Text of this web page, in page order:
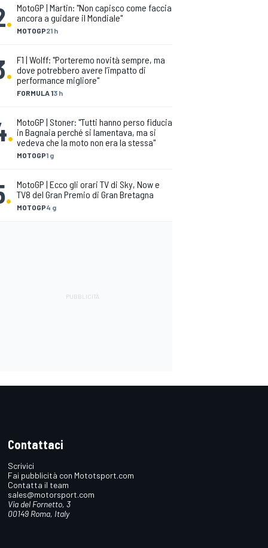
. MOTOGP21 h
MotoGP | Martin: "Non capisco come faccia
ancora a guidare il Mondiale"
.
FORMULA 13 h
F1 | Wolff: "Porteremo novità sempre, ma
dove potrebbero avere l’impatto di
performance migliore"
.
MOTOGP1 g
MotoGP | Stoner: "Tutti hanno perso fiducia
in Bagnaia perché si lamentava, ma si
vedeva che la moto non era la stessa"
. MOTOGP4 g
MotoGP | Ecco gli orari TV di Sky, Now e
TV8 del Gran Premio di Gran Bretagna
Contattaci
Scrivici
Fai pubblicità con Mototsport.com
Contatta il team
sales@motorsport.com
Via del Fornetto, 3
00149 Roma, Italy